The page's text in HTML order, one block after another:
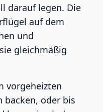
darauf legen. Die
auf dem
und
gleichmäßig
vorgeheizten
backen, oder bis